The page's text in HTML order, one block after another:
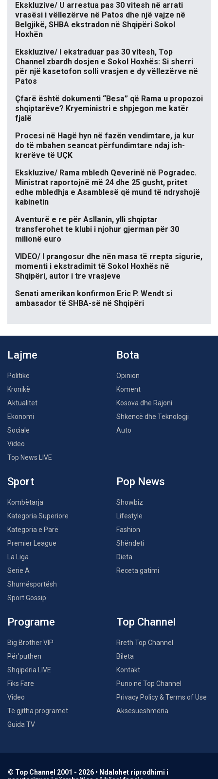
Ekskluzive/ U arrestua pas 30 vitesh në arrati
vrasësi i vëllezërve në Patos dhe një vajze në
Belgjikë, SHBA ekstradon në Shqipëri Sokol
Hoxhën
Ekskluzive/ I ekstraduar pas 30 vitesh, Top
Channel zbardh dosjen e Sokol Hoxhës: Si sherri
për një kasetofon solli vrasjen e dy vëllezërve në
Patos
Çfarë është dokumenti “Besa” që Rama u propozoi
shqiptarëve? Kryeministri e shpjegon me katër
fjalë
Procesi në Hagë hyn në fazën vendimtare, ja kur
do të mbahen seancat përfundimtare ndaj ish-
krerëve të UÇK
Ekskluzive/ Rama mbledh Qeverinë në Pogradec.
Ministrat raportojnë më 24 dhe 25 gusht, pritet
edhe mbledhja e Asamblesë që mund të ndryshojë
kabinetin
Aventurë e re për Asllanin, ylli shqiptar
transferohet te klubi i njohur gjerman për 30
milionë euro
VIDEO/ I prangosur dhe nën masa të rrepta sigurie,
momenti i ekstradimit të Sokol Hoxhës në
Shqipëri, autor i tre vrasjeve
Senati amerikan konfirmon Eric P. Wendt si
ambasador të SHBA-së në Shqipëri
Lajme
Politikë
Kronikë
Aktualitet
Ekonomi
Sociale
Video
Top News LIVE
Bota
Opinion
Koment
Kosova dhe Rajoni
Shkencë dhe Teknologji
Auto
Sport
Kombëtarja
Kategoria Superiore
Kategoria e Parë
Premier League
La Liga
Serie A
Shumësportësh
Sport Gossip
Pop News
Showbiz
Lifestyle
Fashion
Shëndeti
Dieta
Receta gatimi
Programe
Big Brother VIP
Për’puthen
Shqipëria LIVE
Fiks Fare
Video
Të gjitha programet
Guida TV
Top Channel
Rreth Top Channel
Bileta
Kontakt
Puno në Top Channel
Privacy Policy & Terms of Use
Aksesueshmëria
© Top Channel 2001 - 2026 • Ndalohet riprodhimi i